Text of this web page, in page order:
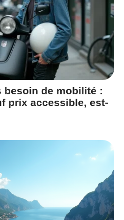
besoin de mobilité :
prix accessible, est-